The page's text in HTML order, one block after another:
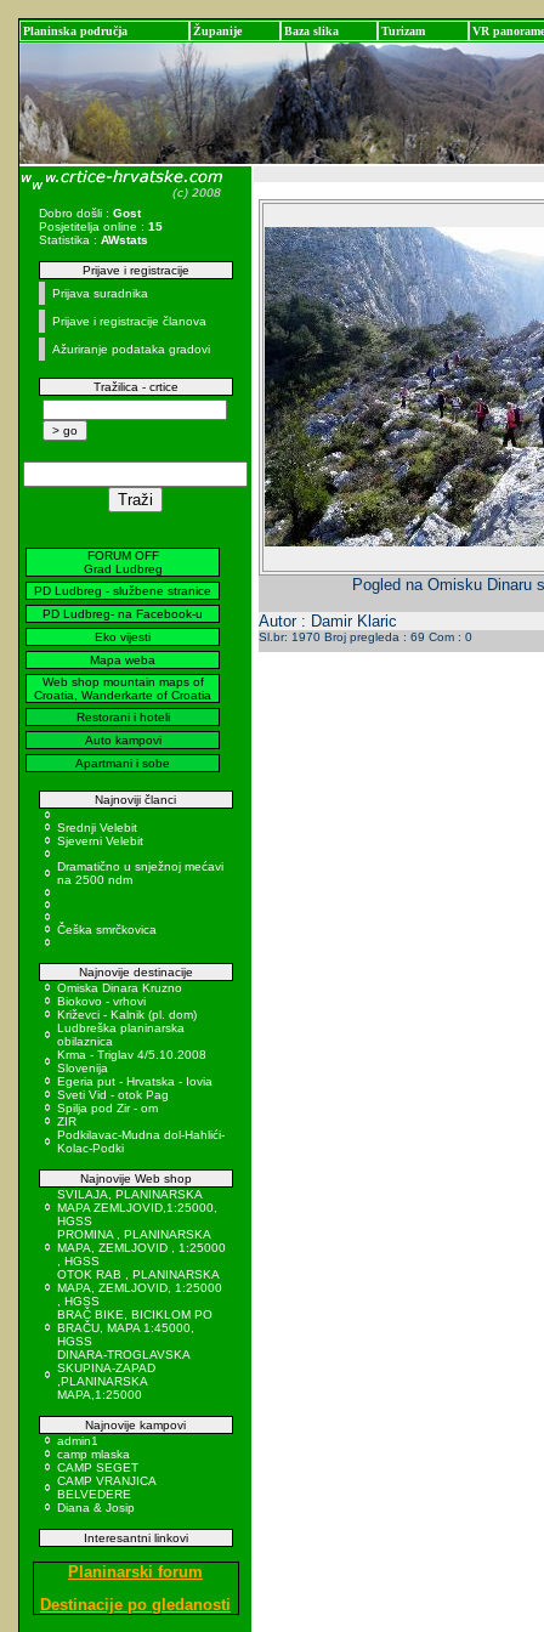
Planinska područja Županije Baza slika Turizam VR panorame
Dobro došli : Gost
Posjetitelja online : 15
Statistika : AWstats
Prijave i registracije
Prijava suradnika
Prijave i registracije članova
Ažuriranje podataka gradovi
Tražilica - crtice
FORUM OFF
Grad Ludbreg
PD Ludbreg - službene stranice
PD Ludbreg- na Facebook-u
Eko vijesti
Mapa weba
Web shop mountain maps of
Croatia, Wanderkarte of Croatia
Restorani i hoteli
Auto kampovi
Apartmani i sobe
Najnoviji članci
Srednji Velebit
Sjeverni Velebit
Dramatično u snježnoj mećavi
na 2500 ndm
Češka smrčkovica
Najnovije destinacije
Omiska Dinara Kruzno
Biokovo - vrhovi
Križevci - Kalnik (pl. dom)
Ludbreška planinarska
obilaznica
Krma - Triglav 4/5.10.2008
Slovenija
Egeria put - Hrvatska - Iovia
Sveti Vid - otok Pag
Spilja pod Zir - om
ZIR
Podkilavac-Mudna dol-Hahlići-
Kolac-Podki
Najnovije Web shop
SVILAJA, PLANINARSKA
MAPA ZEMLJOVID,1:25000,
HGSS
PROMINA , PLANINARSKA
MAPA, ZEMLJOVID , 1:25000
, HGSS
OTOK RAB , PLANINARSKA
MAPA, ZEMLJOVID, 1:25000
, HGSS
BRAČ BIKE, BICIKLOM PO
BRAČU, MAPA 1:45000,
HGSS
DINARA-TROGLAVSKA
SKUPINA-ZAPAD
,PLANINARSKA
MAPA,1:25000
Najnovije kampovi
admin1
camp mlaska
CAMP SEGET
CAMP VRANJICA
BELVEDERE
Diana & Josip
Interesantni linkovi
Planinarski forum
Destinacije po gledanosti
Pogled na Omisku Dinaru
Autor : Damir Klaric
Sl.br: 1970 Broj pregleda : 69 Com : 0